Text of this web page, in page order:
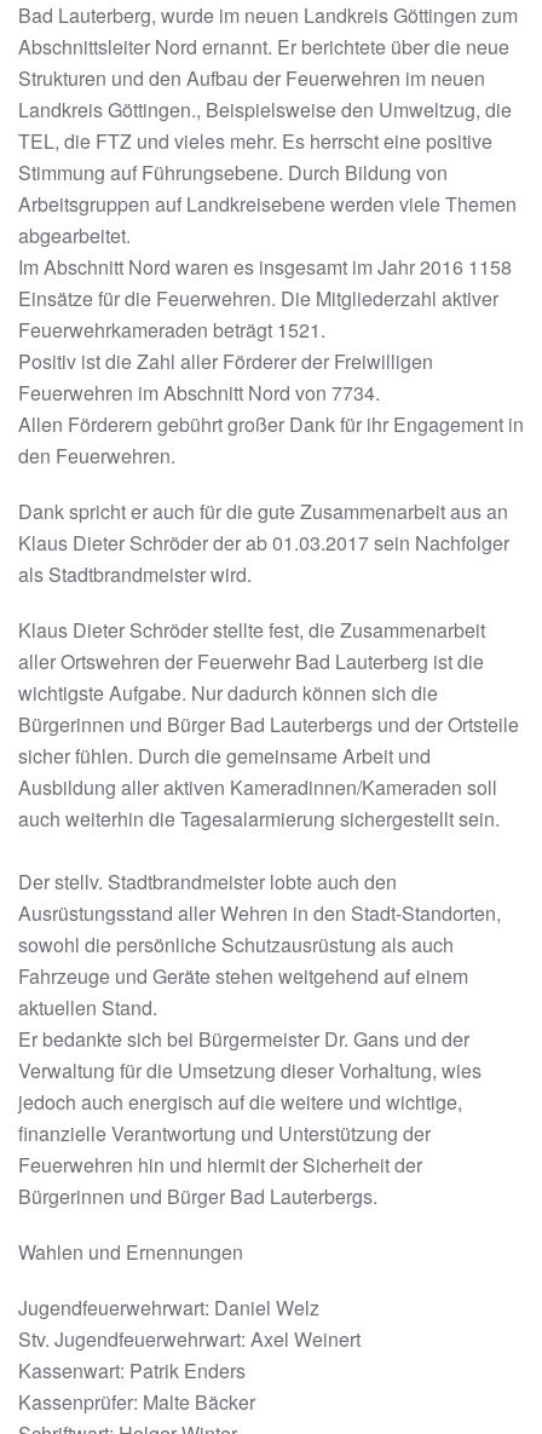
Bad Lauterberg, wurde im neuen Landkreis Göttingen zum
Abschnittsleiter Nord ernannt. Er berichtete über die neue
Strukturen und den Aufbau der Feuerwehren im neuen
Landkreis Göttingen., Beispielsweise den Umweltzug, die
TEL, die FTZ und vieles mehr. Es herrscht eine positive
Stimmung auf Führungsebene. Durch Bildung von
Arbeitsgruppen auf Landkreisebene werden viele Themen
abgearbeitet.
Im Abschnitt Nord waren es insgesamt im Jahr 2016 1158
Einsätze für die Feuerwehren. Die Mitgliederzahl aktiver
Feuerwehrkameraden beträgt 1521.
Positiv ist die Zahl aller Förderer der Freiwilligen
Feuerwehren im Abschnitt Nord von 7734.
Allen Förderern gebührt großer Dank für ihr Engagement in
den Feuerwehren.
Dank spricht er auch für die gute Zusammenarbeit aus an
Klaus Dieter Schröder der ab 01.03.2017 sein Nachfolger
als Stadtbrandmeister wird.
Klaus Dieter Schröder stellte fest, die Zusammenarbeit
aller Ortswehren der Feuerwehr Bad Lauterberg ist die
wichtigste Aufgabe. Nur dadurch können sich die
Bürgerinnen und Bürger Bad Lauterbergs und der Ortsteile
sicher fühlen. Durch die gemeinsame Arbeit und
Ausbildung aller aktiven Kameradinnen/Kameraden soll
auch weiterhin die Tagesalarmierung sichergestellt sein.
Der stellv. Stadtbrandmeister lobte auch den
Ausrüstungsstand aller Wehren in den Stadt-Standorten,
sowohl die persönliche Schutzausrüstung als auch
Fahrzeuge und Geräte stehen weitgehend auf einem
aktuellen Stand.
Er bedankte sich bei Bürgermeister Dr. Gans und der
Verwaltung für die Umsetzung dieser Vorhaltung, wies
jedoch auch energisch auf die weitere und wichtige,
finanzielle Verantwortung und Unterstützung der
Feuerwehren hin und hiermit der Sicherheit der
Bürgerinnen und Bürger Bad Lauterbergs.
Wahlen und Ernennungen
Jugendfeuerwehrwart: Daniel Welz
Stv. Jugendfeuerwehrwart: Axel Weinert
Kassenwart: Patrik Enders
Kassenprüfer: Malte Bäcker